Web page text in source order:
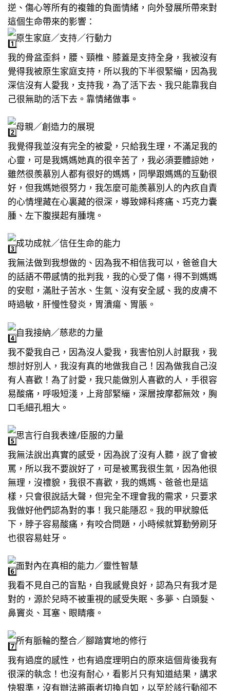
逆、傷心等所有的複雜的負面情緒，向外發展所帶來對
這個生命帶來的影響：
原生家庭／支持／行動力
我的骨盆歪斜，腰、頸椎、膝蓋是支持全身，我被沒有
覺得我被原生家庭支持，所以我的下半很緊繃，因為我
深信沒有人愛我，支持我，為了活下去、我只能靠我自
己很無助的活下去。靠情緒做事。
母親／創造力的展現
我覺得我並沒有完全的被愛，只給我生理，不滿足我的
心靈，可是我媽媽她真的很辛苦了，我必須要體諒她，
雖然很羨慕別人都有很好的媽媽，同學跟媽媽的互動很
好，但我媽她很努力，我怎麼可能羨慕別人的內疚自責
的心情埋藏在心裏藏的很深，導致婦科疼痛、巧克力囊
腫、左下腹摸起有腫塊。
成功成就／信任生命的能力
我無法做到我想做的、因為我不相信我可以，爸爸自大
的話語不帶感情的批判我，我的心受了傷，得不到媽媽
的安慰，滿肚子苦水、生氣、沒有安全感、我的皮膚不
時過敏，肝慢性發炎，胃潰瘍、胃脹。
自我接納／慈悲的力量
我不愛我自己，因為沒人愛我，我害怕別人討厭我，我
想討好別人，我沒有真的地做我自己！因為做我自己沒
有人喜歡！為了討愛，我只能做別人喜歡的人，手很容
易酸痛，呼吸短淺，上背部緊繃，深層按摩都無效，胸
口毛細孔粗大。
思言行自我表達/臣服的力量
我無法說出真實的感受，因為說了沒有人聽，說了會被
罵，所以我不要說好了，可是被罵我很生氣，因為他很
無理，沒禮貌，我很不喜歡，我的媽媽、爸爸也是這
樣，只會很說話大聲，但完全不理會我的需求，只要求
我做好他們認為對的事！我只能隱忍。我的甲狀腺低
下，脖子容易酸痛，有咬合問題，小時候就算勤勞刷牙
也很容易蛀牙。
面對內在真相的能力／靈性智慧
我看不見自己的盲點，自我感覺良好，認為只有我才是
對的，源於兒時不被重視的感受失眠、多夢、白頭髮、
鼻竇炎、耳塞、眼睛癢。
所有脈輪的整合／腳踏實地的修行
我有過度的感性，也有過度理明白的原來這個背後我有
很深的執念！也沒有耐心，看影片只有知道結果，講求
快狠準，沒有辦法將兩者切換自如，以至於該行動卻不